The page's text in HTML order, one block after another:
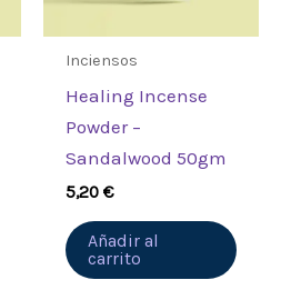
Inciensos
Healing Incense
Powder –
Sandalwood 50gm
5,20€
Añadir al
carrito